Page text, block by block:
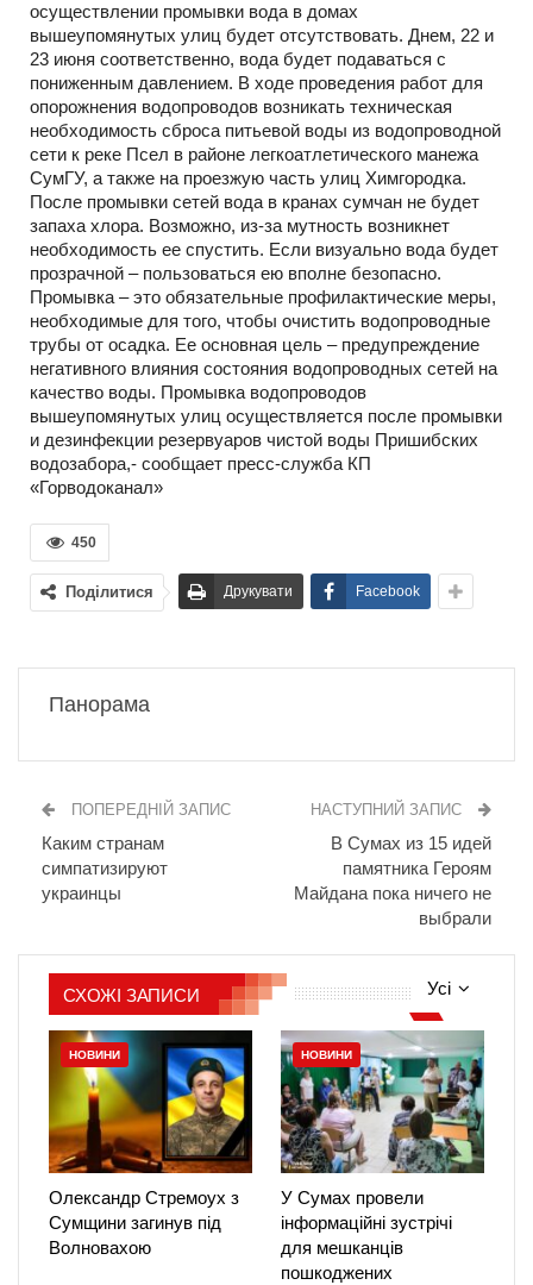
осуществлении промывки вода в домах
вышеупомянутых улиц будет отсутствовать. Днем, 22 и
23 июня соответственно, вода будет подаваться с
пониженным давлением. В ходе проведения работ для
опорожнения водопроводов возникать техническая
необходимость сброса питьевой воды из водопроводной
сети к реке Псел в районе легкоатлетического манежа
СумГУ, а также на проезжую часть улиц Химгородка.
После промывки сетей вода в кранах сумчан не будет
запаха хлора. Возможно, из-за мутность возникнет
необходимость ее спустить. Если визуально вода будет
прозрачной – пользоваться ею вполне безопасно.
Промывка – это обязательные профилактические меры,
необходимые для того, чтобы очистить водопроводные
трубы от осадка. Ее основная цель – предупреждение
негативного влияния состояния водопроводных сетей на
качество воды. Промывка водопроводов
вышеупомянутых улиц осуществляется после промывки
и дезинфекции резервуаров чистой воды Пришибских
водозабора,- сообщает пресс-служба КП
«Горводоканал»
450
Поділитися Друкувати Facebook
Панорама
ПОПЕРЕДНІЙ ЗАПИС
Каким странам
симпатизируют
украинцы
НАСТУПНИЙ ЗАПИС
В Сумах из 15 идей
памятника Героям
Майдана пока ничего не
выбрали
Усі
СХОЖІ ЗАПИСИ
НОВИНИ
Олександр Стремоух з
Сумщини загинув під
Волновахою
НОВИНИ
У Сумах провели
інформаційні зустрічі
для мешканців
пошкоджених